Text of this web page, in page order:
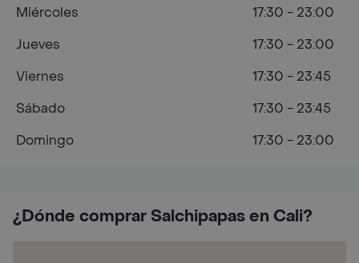
¿Dónde comprar Salchipapas en Cali?
Miércoles
17:30 - 23:00
Jueves
17:30 - 23:00
Viernes
17:30 - 23:45
Sábado
17:30 - 23:45
Domingo
17:30 - 23:00